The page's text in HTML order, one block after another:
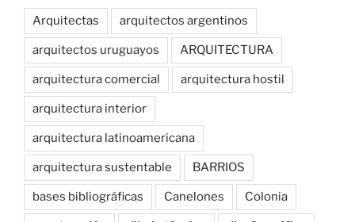
Arquitectas arquitectos argentinos
arquitectos uruguayos ARQUITECTURA
arquitectura comercial arquitectura hostil
arquitectura interior
arquitectura latinoamericana
arquitectura sustentable BARRIOS
bases bibliográficas Canelones Colonia